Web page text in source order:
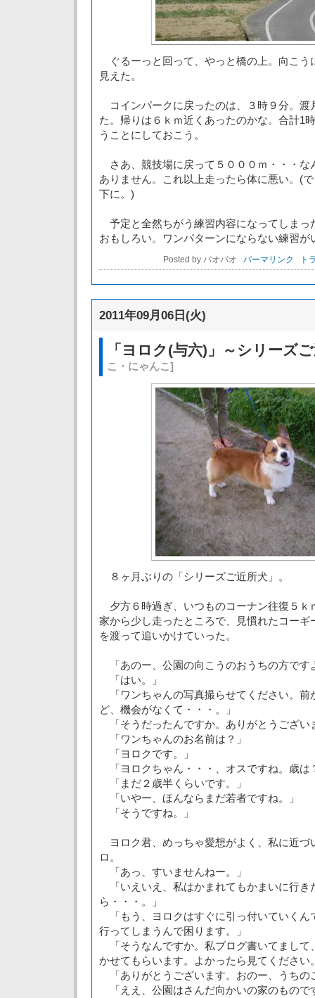
ぐるーっと回って、やっと橋の上。向こう
見えた。
コインパークに戻ったのは、３時９分。渡
た。帰りは６ｋｍ近くあったのかな。合計1
うことにしておこう。
さあ、競技場に戻って５０００ｍ・・・な
ありません。これ以上走ったら体に悪い。(
下に。)
予定と全然ちがう練習内容になってしまっ
おもしろい。ワンパターンにならない練習が
Posted by パオパオ パーマリンク ト
2011年09月06日(火)
「ヨロク(与六)」～シリーズ
こ・にゃんこ]
８ヶ月ぶりの「シリーズご近所犬」。
夕方６時過ぎ、いつものコーナン往復５ｋ
家から少し走ったところで、見慣れたコーギ
を渡って追いかけていった。
「あのー、公園の向こうのおうちの方です
「はい。」
「ワンちゃんの写真撮らせてください。前
ど、機会がなくて・・・。」
「そうだったんですか。ありがとうござい
「ワンちゃんのお名前は？」
「ヨロクです。」
「ヨロクちゃん・・・、オスですね。歳は
「まだ２歳半くらいです。」
「いやー、ほんならまだ若者ですね。」
「そうですね。」
ヨロク君、めっちゃ愛想がよく、私に近づ
ロ。
「あっ、すいませんねー。」
「いえいえ、私はかまれてもかまいに行き
ら・・・。」
「もう、ヨロクはすぐに引っ付いていくん
行ってしまうんで困ります。」
「そうなんですか。私ブログ書いてまして
かせてもらいます。よかったら見てください
「ありがとうございます。おのー、うちの
「ええ、公園はさんだ向かいの家のもので